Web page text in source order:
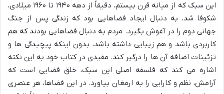
این سبک که از میانه قرن بیستم، دقیقاً از دهه ۱۹۴۰ تا ۱۹۶۰ میلادی،
شکوفا شد، به دنبال ایجاد فضاهایی بود که زندگی پس از جنگ
جهانی دوم را در آغوش بگیرد. مردم به دنبال فضاهایی بودند که هم
کاربردی باشد و هم زیبایی داشته باشد، بدون اینکه پیچیدگی ها و
تزئینات اضافه آن ها را درگیر کند. مفیدی در کتاب خود به این نکته
اشاره می کند که فلسفه اصلی این سبک، خلق فضایی است که
آرامش، نظم و کارایی را به ارمغان بیاورد. در این فضاها، هر عنصری